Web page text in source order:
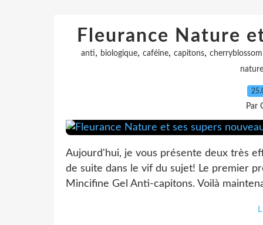
Fleurance Nature
anti, biologique, caféine, capitons, cherryblossom
Par
Aujourd'hui, je vous présente deux très
de suite dans le vif du sujet! Le premier
Mincifine Gel Anti-capitons. Voilà